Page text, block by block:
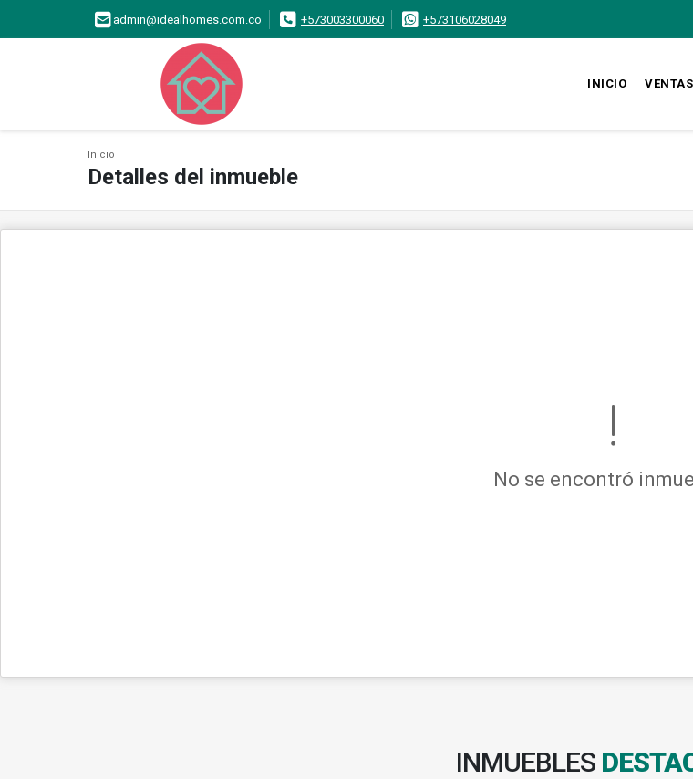
admin@idealhomes.com.co +573003300060 +573106028049
INICIO VENTAS
Inicio
Detalles del inmueble
No se encontró
INMUEBLES